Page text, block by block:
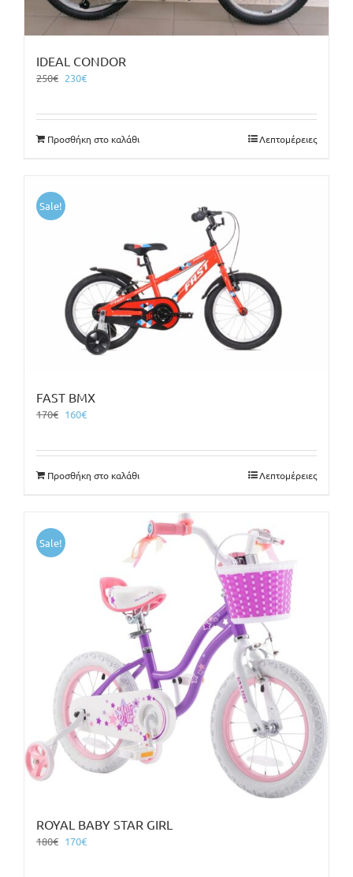
IDEAL CONDOR
250€ Original
250€.
230€Η
είναι:
230€.
Προσθήκη στο καλάθι Λεπτομέρειες
Sale!
FAST BMX
170€ Original
170€.
160€Η
είναι:
160€.
Προσθήκη στο καλάθι Λεπτομέρειες
Sale!
ROYAL BABY STAR GIRL
180€ Original
170€Η